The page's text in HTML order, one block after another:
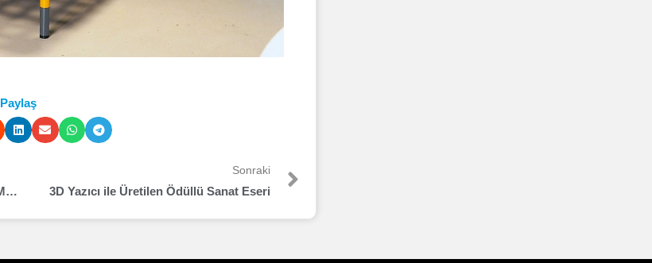
Paylaş
3D T-Rex reprodüksiyonu Japon Dinozor Müzesi’nde Sergilenecek
Sonraki
3D Yazıcı ile Üretilen Ödüllü Sanat Eseri